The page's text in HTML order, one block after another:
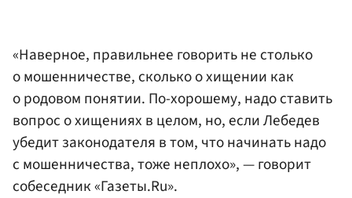
«Наверное, правильнее говорить не столько
о мошенничестве, сколько о хищении как
о родовом понятии. По-хорошему, надо ставить
вопрос о хищениях в целом, но, если Лебедев
убедит законодателя в том, что начинать надо
с мошенничества, тоже неплохо», — говорит
собеседник «Газеты.Ru».